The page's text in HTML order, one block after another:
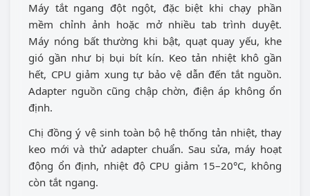
Máy tắt ngang đột ngột, đặc biệt khi chạy phần
mềm chỉnh ảnh hoặc mở nhiều tab trình duyệt.
Máy nóng bất thường khi bật, quạt quay yếu, khe
gió gần như bị bụi bít kín. Keo tản nhiệt khô gần
hết, CPU giảm xung tự bảo vệ dẫn đến tắt nguồn.
Adapter nguồn cũng chập chờn, điện áp không ổn
định.
Chị đồng ý vệ sinh toàn bộ hệ thống tản nhiệt, thay
keo mới và thử adapter chuẩn. Sau sửa, máy hoạt
động ổn định, nhiệt độ CPU giảm 15–20°C, không
còn tắt ngang.